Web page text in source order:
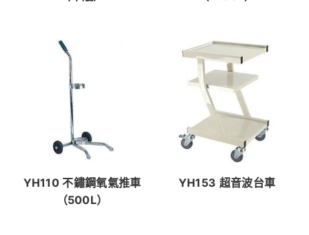
YH110 不鏽鋼氧氣推車
（500L）
YH153 超音波台車